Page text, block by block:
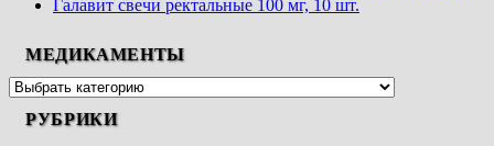
Галавит свечи ректальные 100 мг, 10 шт.
МЕДИКАМЕНТЫ
РУБРИКИ